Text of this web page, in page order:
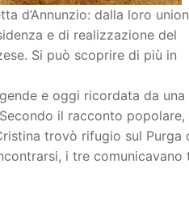
d’Annunzio: dalla loro
e di realizzazione del
Si può scoprire di più in
e oggi ricordata da una
il racconto popolare,
trovò rifugio sul Purga
i tre comunicavano